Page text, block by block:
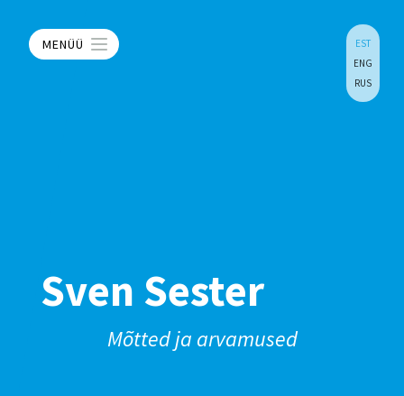
MENÜÜ
EST
ENG
RUS
Sven Sester
Mõtted ja arvamused